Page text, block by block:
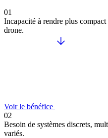
01
Incapacité à rendre plus
drone.
Voir le bénéfice
02
Besoin de systèmes discrets,
variés.